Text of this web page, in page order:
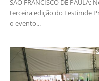
SÃO FRANCISCO DE
terceira edição do Festimde
o evento...